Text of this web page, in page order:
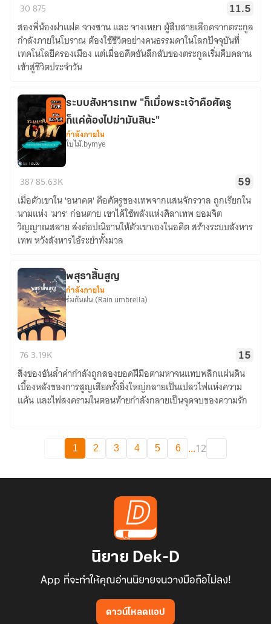
จอม
ยุทธ์
แห่ง
ศตวรรษ
30875 11.5
สองพี่น้องฝาแฝด จางซาน และ จางเหยา ผู้สืบสายเลือดจากตระกูล
กำลังภายในโบราณ ต้องใช้ชีวิตอย่างคนธรรมดาในโลกปัจจุบันที่
เทคโนโลยีครองเมือง แต่เมื่ออดีตอันลึกลับของตระกูลเริ่มคืบคลาน
เข้าสู่ชีวิตประจำวัน
สังหาร
เทพ
"ก็
เมื่อ
พระเจ้า
ศัตรู
ก็
แค่
ต้อง
ไป
ฆ่า
สินะ"
ระบบสังหารเทพ "ก็เมื่อพระเจ้าคือศัตรู
ก็แค่ต้องไปฆ่ามันสินะ"
กำลังภายใน
ใบไม้.bymye
38785.63K 59
เมื่อตัวเขาใน 'อนาคต' คือศัตรูของเทพจากแสนจักรวาล ถูกเรียกใน
นามแห่ง 'มาร' ก่อนตาย เขาได้ใช้พลังแห่งศิลาเทพ ยอมจิต
วิญญาณสลาย ส่งต่อปณิธานให้ตัวเขาเองในอดีต สร้างระบบสังหาร
เทพ หวังสังหารไอ้ระยำทั้งมวล
สิ้น
สูญ
พสุธาสิ้นสูญ
กำลังภายใน
ร่มกันฝน (Rain umbrella)
76 3.19K 15
สิ่งของอันล้ำค่ากำลังถูกสองยอดฝีมือตามหาจนแทบพลิกแผ่นดิน
เบื้องหลังของการสูญเสียครั้งยิ่งใหญ่กลายเป็นเปลวไฟแห่งความ
แค้น และไฟสงครามในตอนท้ายกำลังกลายเป็นจุดจบของความรัก
1 2 3 4 5 6 ...12
นิยาย Dek-D
App ที่จะทำให้คุณอ่านนิยายจนวางมือถือไม่ลง!
ดาวน์โหลดแอป